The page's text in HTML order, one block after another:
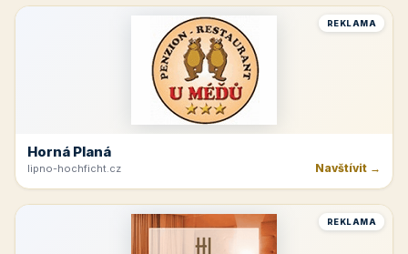
REKLAMA
Horná Planá
lipno-hochficht.cz Navštívit →
REKLAMA